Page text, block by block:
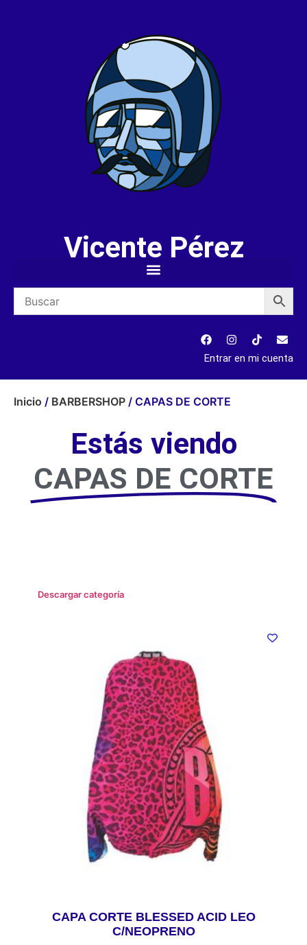
Vicente Pérez
Entrar en mi cuenta
Inicio / BARBERSHOP / CAPAS DE CORTE
Estás viendo
CAPAS DE CORTE
Descargar categoría
CAPA CORTE BLESSED ACID LEO
C/NEOPRENO